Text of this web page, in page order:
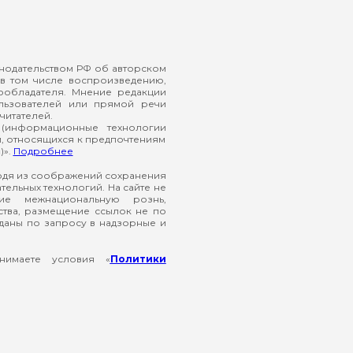
РФ об авторском
числе воспроизведению,
Мнение редакции
или прямой речи
технологии
относящихся к предпочтениям
Подробнее
из соображений сохранения
технологий. На сайте не
межнациональную рознь,
размещение ссылок не по
по запросу в надзорные и
условия «Политики